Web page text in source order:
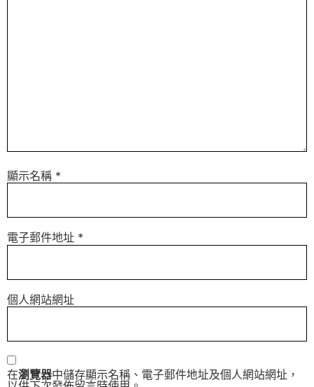
顯示名稱 *
電子郵件地址 *
個人網站網址
在瀏覽器中儲存顯示名稱、電子郵件地址及個人網站網址，